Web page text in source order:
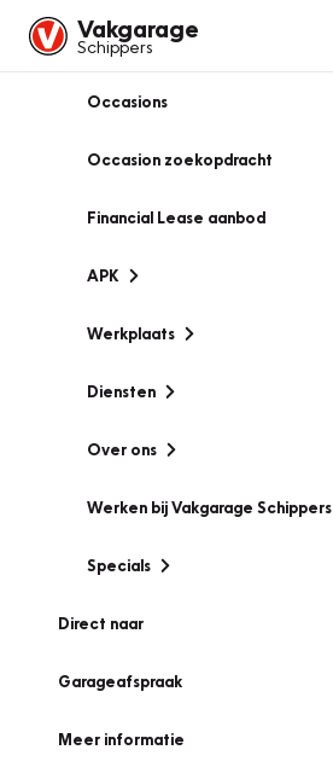
Vakgarage
Schippers
Occasions
Occasion zoekopdracht
Financial Lease aanbod
APK
Werkplaats
Diensten
Over ons
Werken bij Vakgarage Schippers
Specials
Direct naar
Garageafspraak
Meer informatie